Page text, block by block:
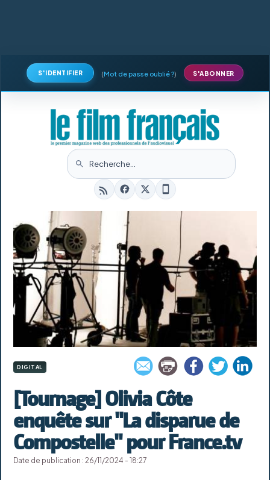
S'IDENTIFIER (Mot de passe oublié ?) S'ABONNER
DIGITAL
[Tournage] Olivia Côte
enquête sur "La disparue de
Compostelle" pour France.tv
Date de publication : 26/11/2024 - 18:27